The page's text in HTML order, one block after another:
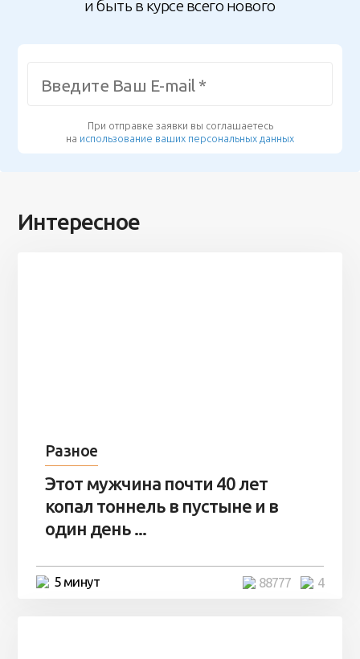
и быть в курсе всего нового
При отправке заявки вы соглашаетесь
на использование ваших персональных данных
Интересное
Разное
Этот мужчина почти 40 лет
копал тоннель в пустыне и в
один день ...
5 минут 4
88777